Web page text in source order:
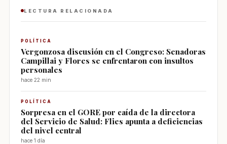
LECTURA RELACIONADA
POLÍTICA
Vergonzosa discusión en el Congreso: Senadoras
Campillai y Flores se enfrentaron con insultos
personales
hace 22 min
POLÍTICA
Sorpresa en el GORE por caída de la directora
del Servicio de Salud: Flies apunta a deficiencias
del nivel central
hace 1 día